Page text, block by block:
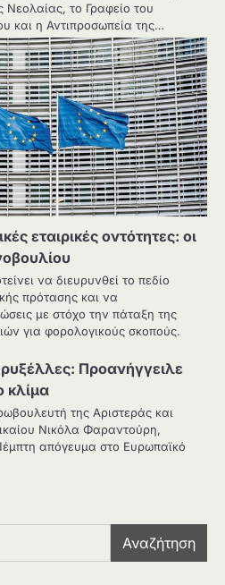
το Γραφείο του
και η Αντιπροσωπεία της…
εταιρικές οντότητες: οι
να διευρυνθεί το πεδίο
πρότασης και να
με στόχο την πάταξη της
για φορολογικούς σκοπούς.
Προανήγγειλε
κλίμα
της Αριστεράς και
Νικόλα Φαραντούρη,
απόγευμα στο Ευρωπαϊκό
Αναζήτηση